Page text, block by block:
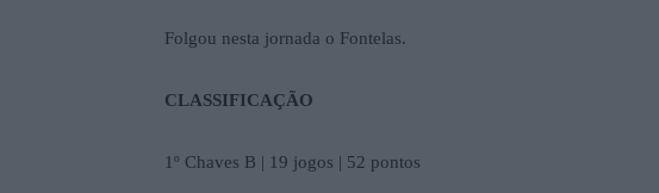
Folgou nesta jornada o Fontelas.
CLASSIFICAÇÃO
1º Chaves B | 19 jogos | 52 pontos